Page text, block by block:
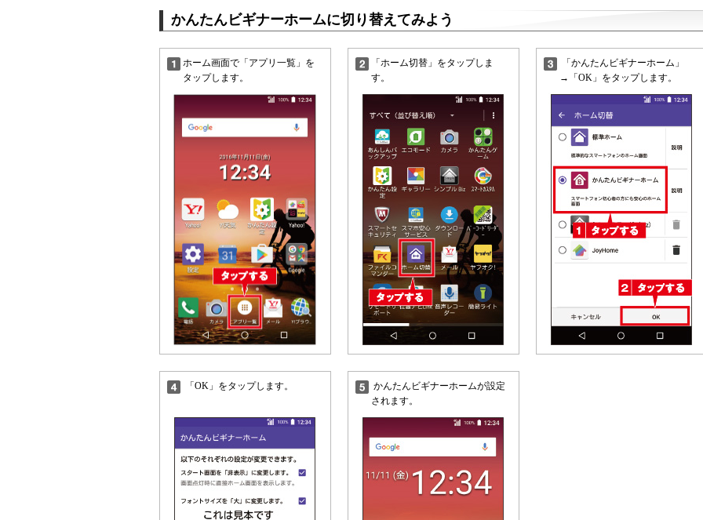
かんたんビギナーホームに切り替えてみよう
ホーム画面で「アプリ一覧」を
タップします。
「ホーム切替」をタップしま
す。
「かんたんビギナーホーム」
→「OK」をタップします。
「OK」をタップします。
かんたんビギナーホームが設定
されます。